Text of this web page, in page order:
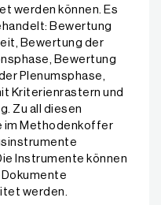
werden können. Es
Bewertung
Bewertung der
Bewertung
Plenumsphase,
Kriterienrastern und
Zu all diesen
im Methodenkoffer
Instrumente können
werden.